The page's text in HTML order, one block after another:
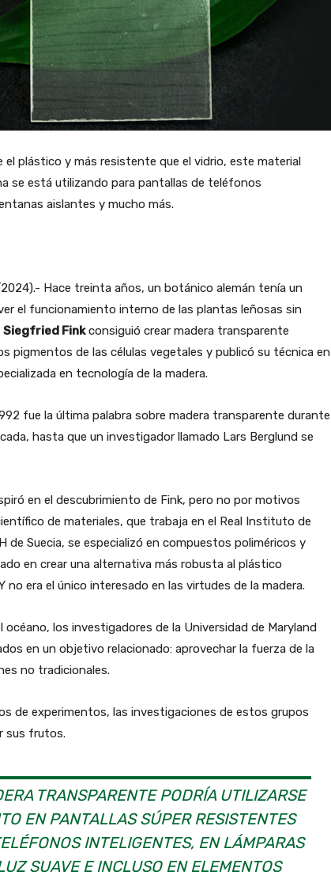
el plástico y más resistente que el vidrio, este material
se está utilizando para pantallas de teléfonos
aislantes y mucho más.
2024).- Hace treinta años, un botánico alemán tenía un
el funcionamiento interno de las plantas leñosas sin
Siegfried Finkconsiguió crear madera transparente
pigmentos de las células vegetales y publicó su técnica en
en tecnología de la madera.
fue la última palabra sobre madera transparente durante
hasta que un investigador llamado Lars Berglund se
en el descubrimiento de Fink, pero no por motivos
de materiales, que trabaja en el Real Instituto de
de Suecia, se especializó en compuestos poliméricos y
en crear una alternativa más robusta al plástico
no era el único interesado en las virtudes de la madera.
océano, los investigadores de la Universidad de Maryland
en un objetivo relacionado: aprovechar la fuerza de la
no tradicionales.
de experimentos, las investigaciones de estos grupos
sus frutos.
TRANSPARENTE PODRÍA UTILIZARSE
EN PANTALLAS SÚPER RESISTENTES
INTELIGENTES, EN LÁMPARAS
SUAVE E INCLUSO EN ELEMENTOS